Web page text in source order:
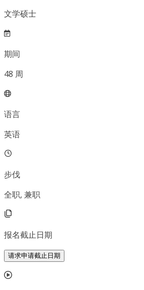
文学硕士
期间
48 周
语言
英语
步伐
全职, 兼职
报名截止日期
请求申请截止日期